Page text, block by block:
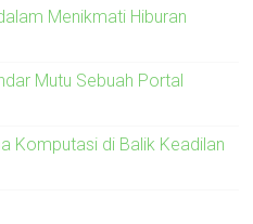
Menikmati Hiburan
Mutu Sebuah Portal
Komputasi di Balik Keadilan